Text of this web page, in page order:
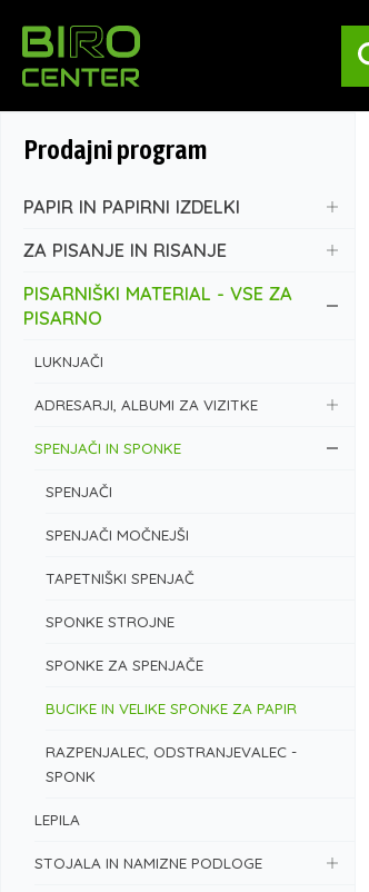
Prodajni program
PAPIR IN PAPIRNI IZDELKI
ZA PISANJE IN RISANJE
PISARNIŠKI MATERIAL - VSE ZA
PISARNO
LUKNJAČI
ADRESARJI, ALBUMI ZA VIZITKE
SPENJAČI IN SPONKE
SPENJAČI
SPENJAČI MOČNEJŠI
TAPETNIŠKI SPENJAČ
SPONKE STROJNE
SPONKE ZA SPENJAČE
BUCIKE IN VELIKE SPONKE ZA PAPIR
RAZPENJALEC, ODSTRANJEVALEC -
SPONK
LEPILA
STOJALA IN NAMIZNE PODLOGE